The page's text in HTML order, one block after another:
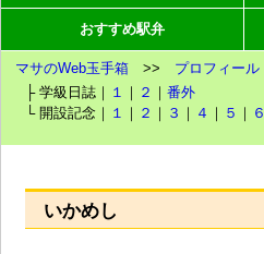
おすすめ駅弁
マサのWeb玉手箱 >> プロフィール
├ 学級日誌｜ １ ｜ ２ ｜番外
└ 開設記念｜ １ ｜ ２ ｜ ３ ｜ ４ ｜ ５ ｜ ６
いかめし